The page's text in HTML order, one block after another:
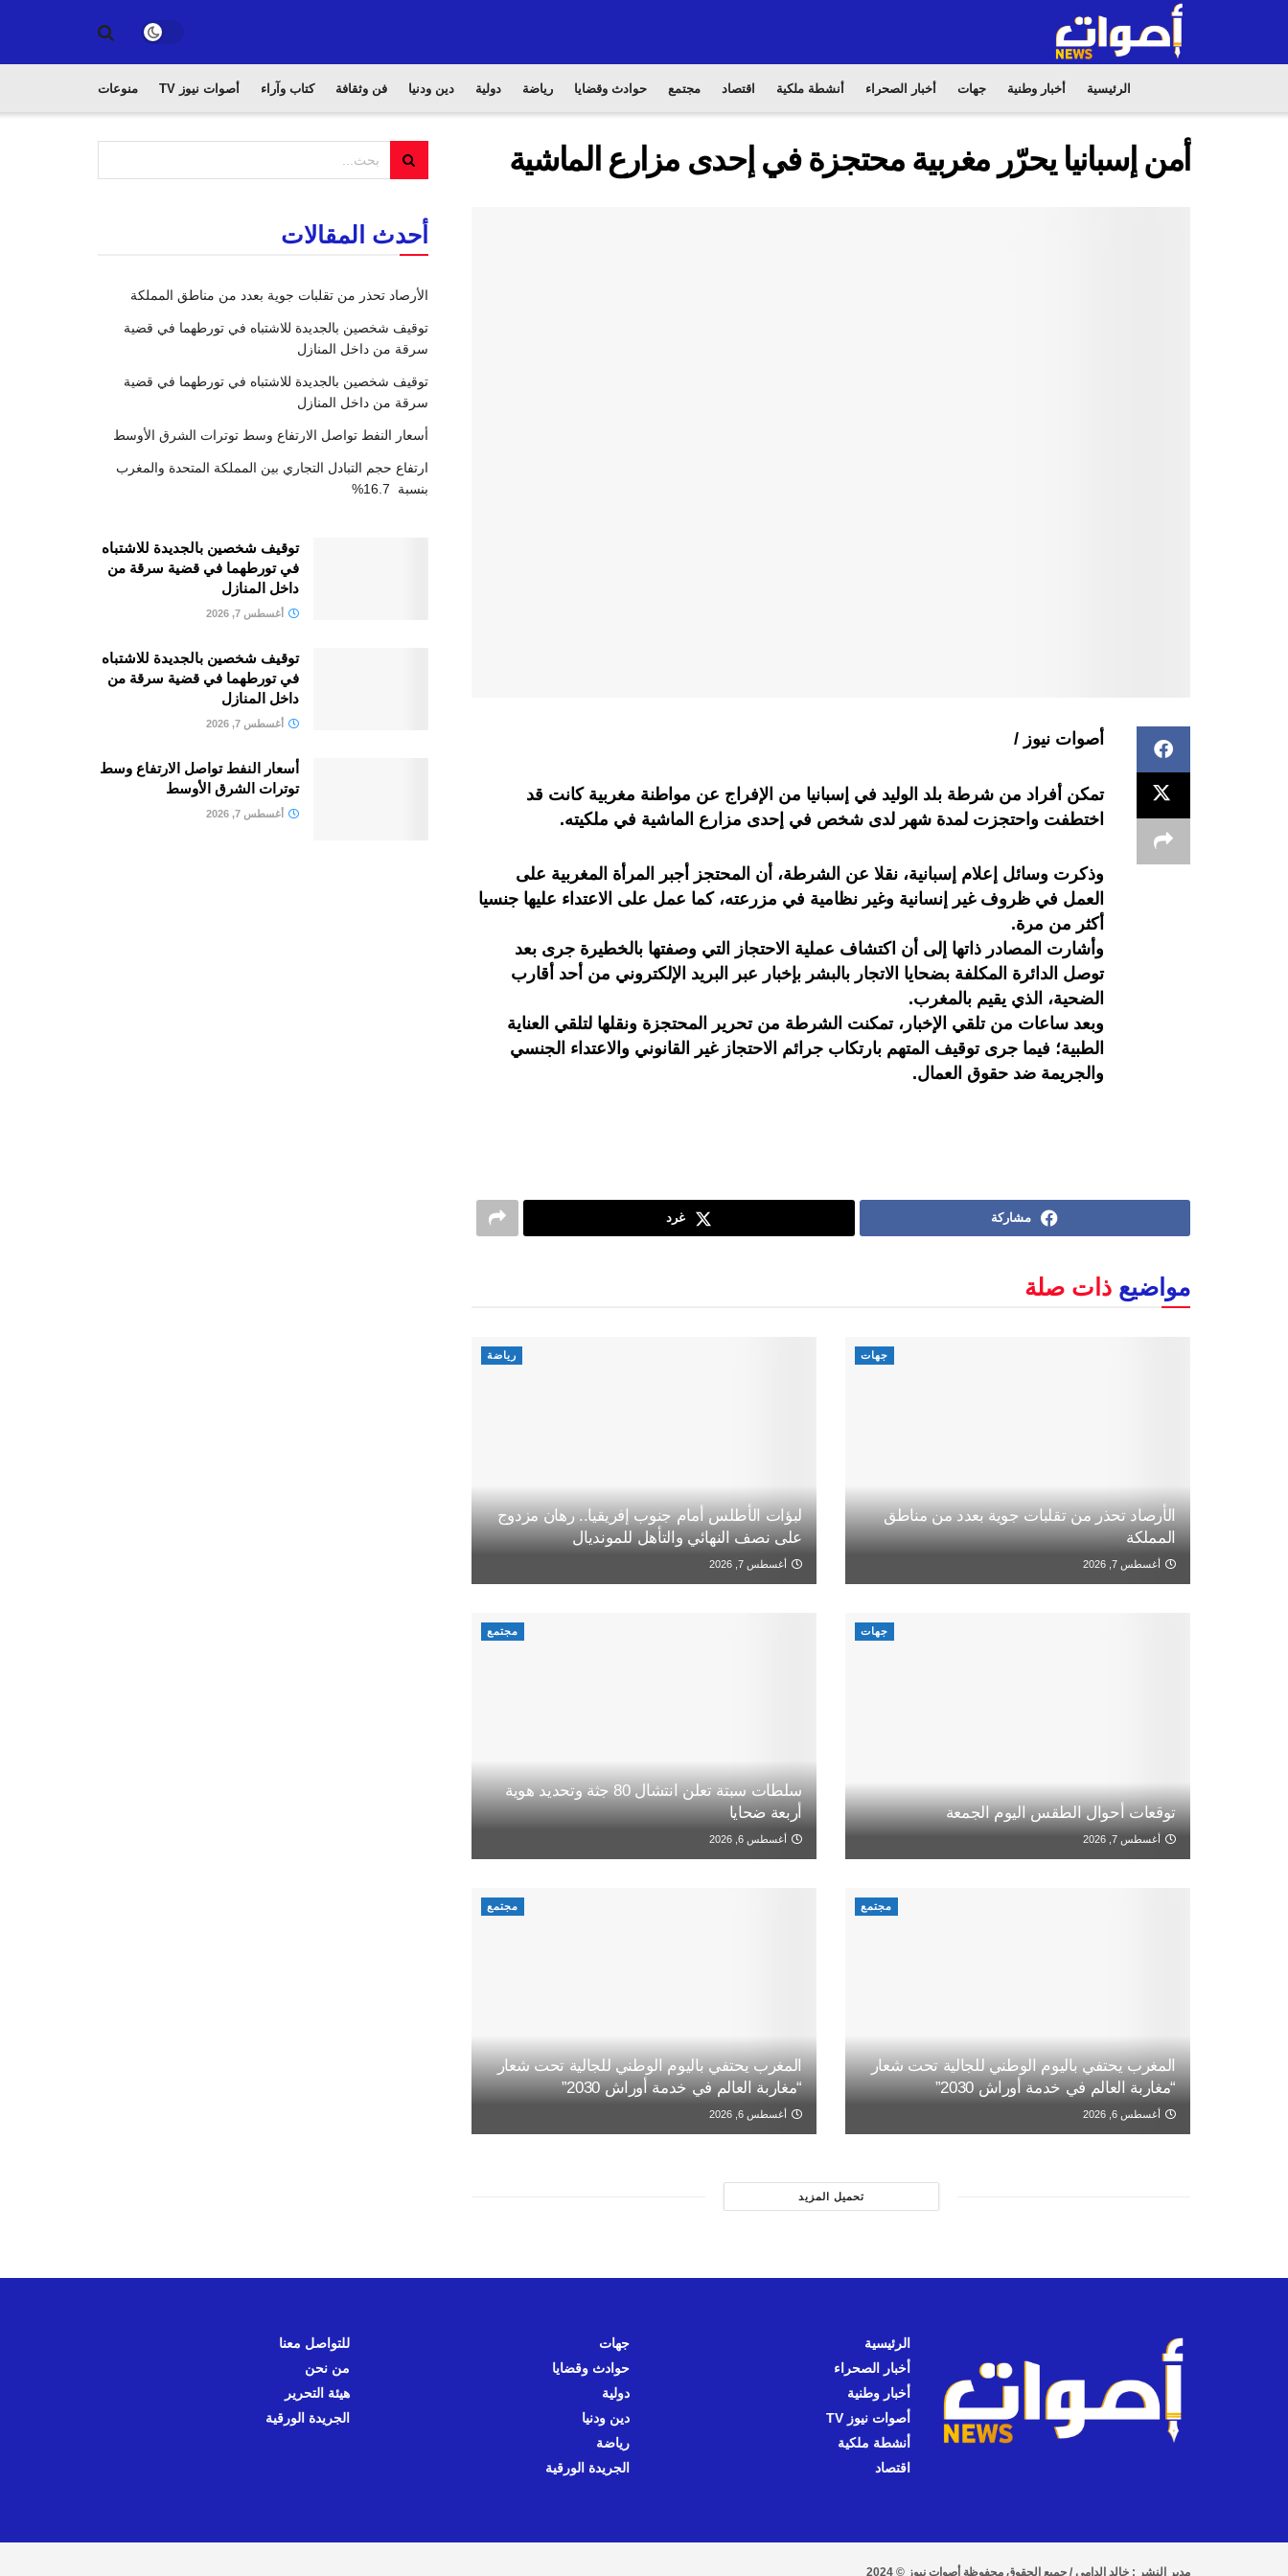
الرئيسية أخبار وطنية جهات أخبار الصحراء أنشطة ملكية اقتصاد مجتمع حوادث وقضايا رياضة دولية دين ودنيا فن وثقافة كتاب وآراء أصوات نيوز TV منوعات
أمن إسبانيا يحرّر مغربية محتجزة في إحدى مزارع الماشية
أصوات نيوز /
تمكن أفراد من شرطة بلد الوليد في إسبانيا من الإفراج عن مواطنة مغربية كانت قد
اختطفت واحتجزت لمدة شهر لدى شخص في إحدى مزارع الماشية في ملكيته.
وذكرت وسائل إعلام إسبانية، نقلا عن الشرطة، أن المحتجز أجبر المرأة المغربية على
العمل في ظروف غير إنسانية وغير نظامية في مزرعته، كما عمل على الاعتداء عليها جنسيا
أكثر من مرة.
وأشارت المصادر ذاتها إلى أن اكتشاف عملية الاحتجاز التي وصفتها بالخطيرة جرى بعد
توصل الدائرة المكلفة بضحايا الاتجار بالبشر بإخبار عبر البريد الإلكتروني من أحد أقارب
الضحية، الذي يقيم بالمغرب.
وبعد ساعات من تلقي الإخبار، تمكنت الشرطة من تحرير المحتجزة ونقلها لتلقي العناية
الطبية؛ فيما جرى توقيف المتهم بارتكاب جرائم الاحتجاز غير القانوني والاعتداء الجنسي
والجريمة ضد حقوق العمال.
مشاركة غرد
مواضيع ذات صلة
جهات
الأرصاد تحذر من تقلبات جوية بعدد من مناطق
المملكة
أغسطس 7, 2026
رياضة
لبؤات الأطلس أمام جنوب إفريقيا.. رهان مزدوج
على نصف النهائي والتأهل للمونديال
أغسطس 7, 2026
جهات
توقعات أحوال الطقس اليوم الجمعة
أغسطس 7, 2026
مجتمع
سلطات سبتة تعلن انتشال 80 جثة وتحديد هوية
أربعة ضحايا
أغسطس 6, 2026
مجتمع
المغرب يحتفي باليوم الوطني للجالية تحت شعار
“مغاربة العالم في خدمة أوراش 2030”
أغسطس 6, 2026
مجتمع
المغرب يحتفي باليوم الوطني للجالية تحت شعار
“مغاربة العالم في خدمة أوراش 2030”
أغسطس 6, 2026
تحميل المزيد
أحدث المقالات
الأرصاد تحذر من تقلبات جوية بعدد من مناطق المملكة
توقيف شخصين بالجديدة للاشتباه في تورطهما في قضية
سرقة من داخل المنازل
توقيف شخصين بالجديدة للاشتباه في تورطهما في قضية
سرقة من داخل المنازل
أسعار النفط تواصل الارتفاع وسط توترات الشرق الأوسط
ارتفاع حجم التبادل التجاري بين المملكة المتحدة والمغرب
بنسبة 16.7%
توقيف شخصين بالجديدة للاشتباه
في تورطهما في قضية سرقة من
داخل المنازل
أغسطس 7, 2026
توقيف شخصين بالجديدة للاشتباه
في تورطهما في قضية سرقة من
داخل المنازل
أغسطس 7, 2026
أسعار النفط تواصل الارتفاع وسط
توترات الشرق الأوسط
أغسطس 7, 2026
الرئيسية
أخبار الصحراء
أخبار وطنية
أصوات نيوز TV
أنشطة ملكية
اقتصاد
جهات
حوادث وقضايا
دولية
دين ودنيا
رياضة
الجريدة الورقية
للتواصل معنا
من نحن
هيئة التحرير
الجريدة الورقية
مدير النشر : خالد الدامي / جميع الحقوق محفوظة أصوات نيوز © 2024